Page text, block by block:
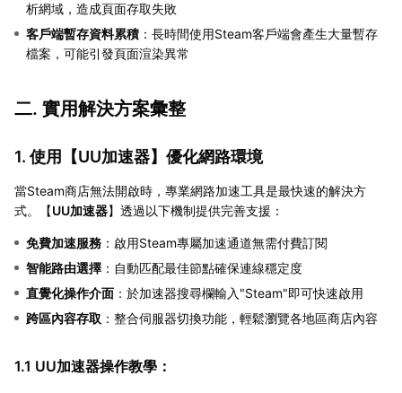
析網域，造成頁面存取失敗
客戶端暫存資料累積 ：長時間使用Steam客戶端會產生大量暫存
檔案，可能引發頁面渲染異常
二. 實用解決方案彙整
1. 使用【UU加速器】優化網路環境
當Steam商店無法開啟時，專業網路加速工具是最快速的解決方
式。【UU加速器】透過以下機制提供完善支援：
免費加速服務 ：啟用Steam專屬加速通道無需付費訂閱
智能路由選擇 ：自動匹配最佳節點確保連線穩定度
直覺化操作介面 ：於加速器搜尋欄輸入"Steam"即可快速啟用
跨區內容存取 ：整合伺服器切換功能，輕鬆瀏覽各地區商店內容
1.1 UU加速器操作教學：